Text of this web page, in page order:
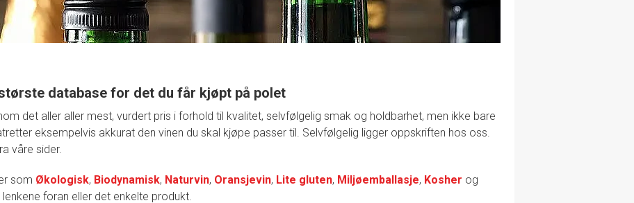
database for det du får kjøpt på polet
det aller aller mest, vurdert pris i forhold til kvalitet, selvfølgelig smak og holdbarhet, men ikke bare
eksempelvis akkurat den vinen du skal kjøpe passer til. Selvfølgelig ligger oppskriften hos oss.
våre sider.
som Økologisk, Biodynamisk, Naturvin, Oransjevin, Lite gluten, Miljøemballasje, Kosher og
lenkene foran eller det enkelte produkt.